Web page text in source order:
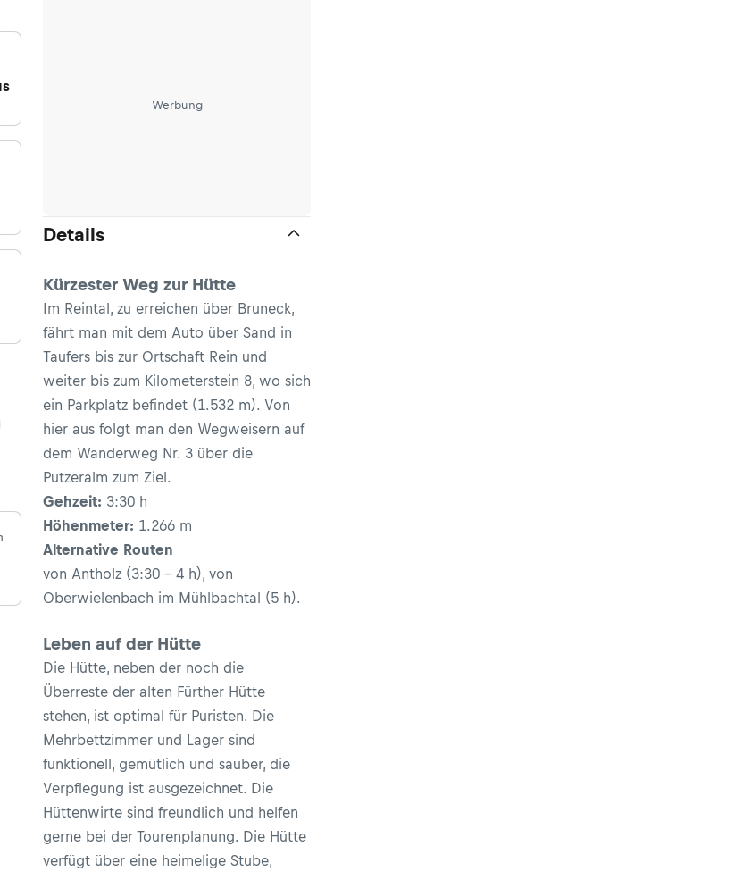
Werbung
Details
Kürzester Weg zur Hütte
Im Reintal, zu erreichen über Bruneck,
fährt man mit dem Auto über Sand in
Taufers bis zur Ortschaft Rein und
weiter bis zum Kilometerstein 8, wo sich
ein Parkplatz befindet (1.532 m). Von
hier aus folgt man den Wegweisern auf
dem Wanderweg Nr. 3 über die
Putzeralm zum Ziel.
Gehzeit: 3:30 h
Höhenmeter: 1.266 m
Alternative Routen
von Antholz (3:30 – 4 h), von
Oberwielenbach im Mühlbachtal (5 h).
Leben auf der Hütte
Die Hütte, neben der noch die
Überreste der alten Fürther Hütte
stehen, ist optimal für Puristen. Die
Mehrbettzimmer und Lager sind
funktionell, gemütlich und sauber, die
Verpflegung ist ausgezeichnet. Die
Hüttenwirte sind freundlich und helfen
gerne bei der Tourenplanung. Die Hütte
verfügt über eine heimelige Stube,